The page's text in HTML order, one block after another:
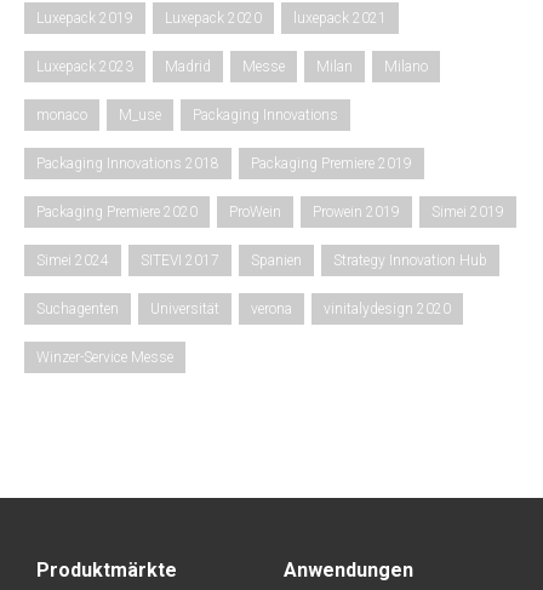
Luxepack 2019 Luxepack 2020 luxepack 2021
Luxepack 2023 Madrid Messe Milan Milano
monaco M_use Packaging Innovations
Packaging Innovations 2018 Packaging Premiere 2019
Packaging Premiere 2020 ProWein Prowein 2019 Simei 2019
Simei 2024 SITEVI 2017 Spanien Strategy Innovation Hub
Suchagenten Universität verona vinitalydesign 2020
Winzer-Service Messe
Produktmärkte Anwendungen